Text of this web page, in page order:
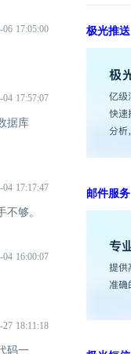
06 17:05:00
04 17:57:07
据库
04 17:17:47
够。
04 16:00:07
27 18:11:18
码一
极光推送
邮件服务